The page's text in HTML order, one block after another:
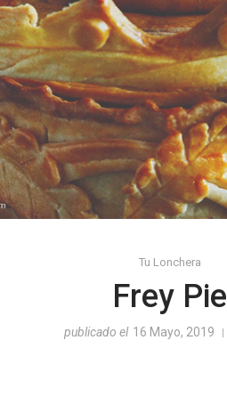
Tu Lonchera
Frey Pie
publicado el 16 Mayo, 2019